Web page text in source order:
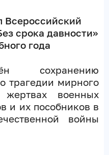
Всероссийский
срока давности»
года
сохранению
трагедии мирного
военных
и их пособников в
войны